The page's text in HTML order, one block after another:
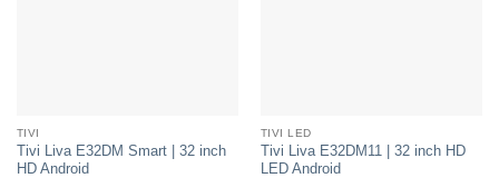
TIVI
Tivi Liva E32DM Smart | 32 inch
HD Android
TIVI LED
Tivi Liva E32DM11 | 32 inch HD
LED Android